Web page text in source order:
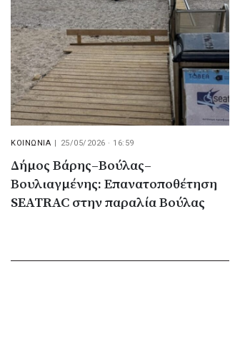
ΚΟΙΝΩΝΙΑ | 25/05/2026 · 16:59
Δήμος Βάρης–Βούλας–
Βουλιαγμένης: Επανατοποθέτηση
SEATRAC στην παραλία Βούλας